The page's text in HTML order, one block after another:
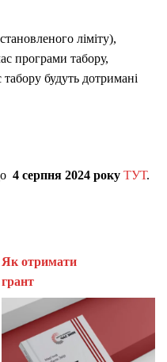
ліміту),
програми табору,
будуть дотримані
4 серпня 2024 року ТУТ.
Як отримати